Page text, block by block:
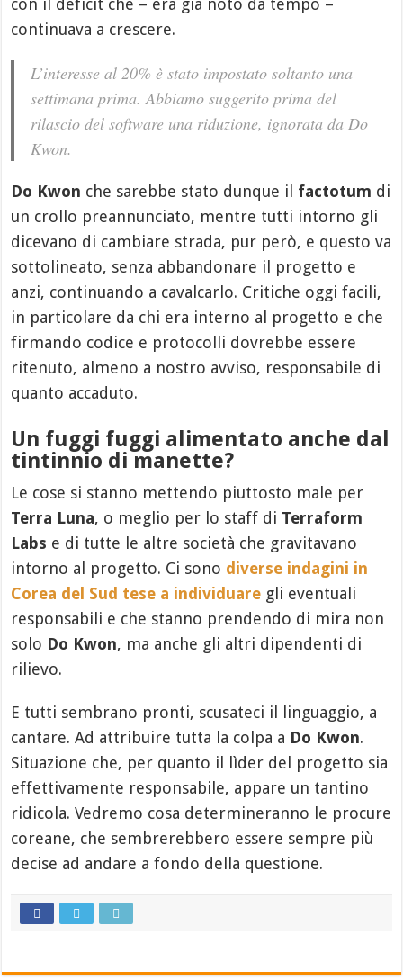
continuava a crescere.
L’interesse al 20% è stato impostato soltanto una
settimana prima. Abbiamo suggerito prima del
rilascio del software una riduzione, ignorata da Do
Kwon.
Do Kwon che sarebbe stato dunque il factotum di
un crollo preannunciato, mentre tutti intorno gli
dicevano di cambiare strada, pur però, e questo va
sottolineato, senza abbandonare il progetto e
anzi, continuando a cavalcarlo. Critiche oggi facili,
in particolare da chi era interno al progetto e che
firmando codice e protocolli dovrebbe essere
ritenuto, almeno a nostro avviso, responsabile di
quanto accaduto.
Un fuggi fuggi alimentato anche dal
tintinnio di manette?
Le cose si stanno mettendo piuttosto male per
Terra Luna, o meglio per lo staff di Terraform
Labs e di tutte le altre società che gravitavano
intorno al progetto. Ci sono diverse indagini in
Corea del Sud tese a individuare gli eventuali
responsabili e che stanno prendendo di mira non
solo Do Kwon, ma anche gli altri dipendenti di
rilievo.
E tutti sembrano pronti, scusateci il linguaggio, a
cantare. Ad attribuire tutta la colpa a Do Kwon.
Situazione che, per quanto il lìder del progetto sia
effettivamente responsabile, appare un tantino
ridicola. Vedremo cosa determineranno le procure
coreane, che sembrerebbero essere sempre più
decise ad andare a fondo della questione.